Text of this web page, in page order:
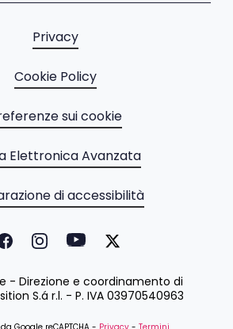
Privacy
Cookie Policy
sui cookie
Elettronica Avanzata
di accessibilità
- Direzione e coordinamento di
S.á r.l. - P. IVA 03970540963